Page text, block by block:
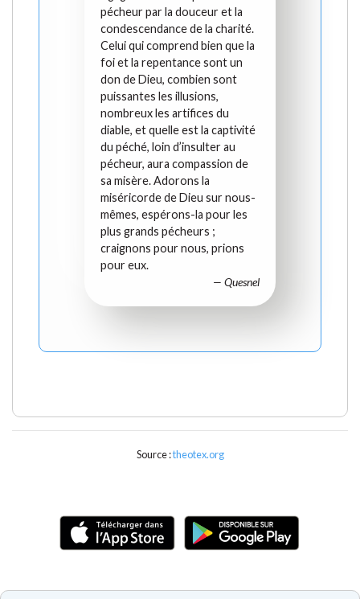
pécheur par la douceur et la
condescendance de la charité.
Celui qui comprend bien que la
foi et la repentance sont un
don de Dieu, combien sont
puissantes les illusions,
nombreux les artifices du
diable, et quelle est la captivité
du péché, loin d’insulter au
pécheur, aura compassion de
sa misère. Adorons la
miséricorde de Dieu sur nous-
mêmes, espérons-la pour les
plus grands pécheurs ;
craignons pour nous, prions
pour eux.
— Quesnel
Source :theotex.org